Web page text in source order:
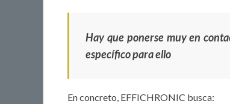
Hay que ponerse muy en
específico para ello
En concreto, EFFICHRONIC busca: